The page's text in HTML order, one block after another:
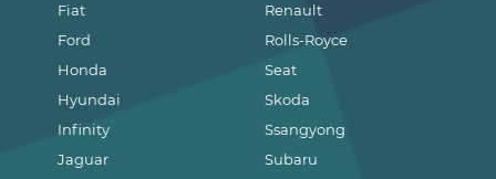
Fiat
Ford
Honda
Hyundai
Infinity
Jaguar
Renault
Rolls-Royce
Seat
Skoda
Ssangyong
Subaru